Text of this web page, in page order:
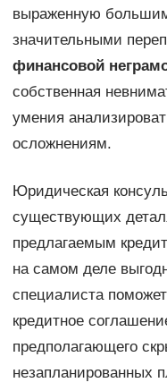
выраженную
значительными
финансовой
собственная
умения
осложнениям.
Юридическая
существующих
предлагаемым
на самом деле
специалиста
кредитное
предполагающего
незапланированных